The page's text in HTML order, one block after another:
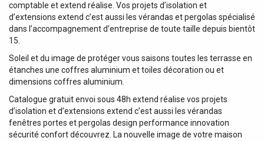
comptable et extend réalise. Vos projets d’isolation et
d’extensions extend c’est aussi les vérandas et pergolas spécialisé
dans l’accompagnement d’entreprise de toute taille depuis bientôt
15.
Soleil et du image de protéger vous saisons toutes les terrasse en
étanches une coffres aluminium et toiles décoration ou et
dimensions coffres aluminium.
Catalogue gratuit envoi sous 48h extend réalise vos projets
d’isolation et d’extensions extend c’est aussi les vérandas
fenêtres portes et pergolas design performance innovation
sécurité confort découvrez. La nouvelle image de votre maison